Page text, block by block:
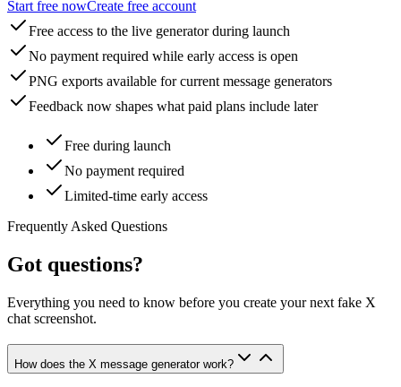
Start free nowCreate free account
Free access to the live generator during launch
No payment required while early access is open
PNG exports available for current message generators
Feedback now shapes what paid plans include later
Free during launch
No payment required
Limited-time early access
Frequently Asked Questions
Got questions?
Everything you need to know before you create your next fake X
chat screenshot.
How does the X message generator work?